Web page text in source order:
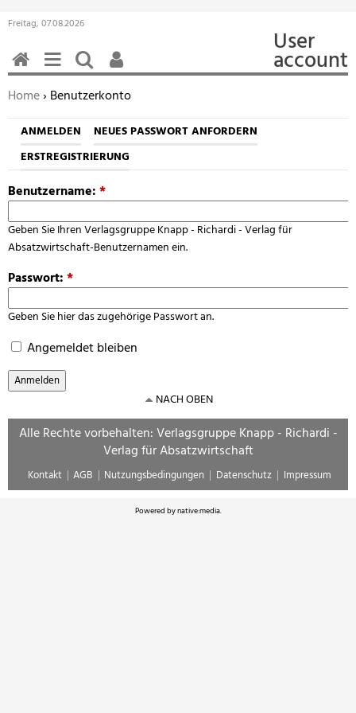
Freitag, 07.08.2026
User
account
Sie befinden sich hier:
Home› Benutzerkonto
ANMELDEN
NEUES PASSWORT ANFORDERN
ERSTREGISTRIERUNG
Benutzername:*
Geben Sie Ihren Verlagsgruppe Knapp - Richardi - Verlag für
Absatzwirtschaft-Benutzernamen ein.
Passwort:*
Geben Sie hier das zugehörige Passwort an.
Angemeldet bleiben
HOMEMENÜSUCHEN
BENUTZERFUNKTIONEN
NACH OBEN
Alle Rechte vorbehalten: Verlagsgruppe Knapp - Richardi -
Verlag für Absatzwirtschaft
Kontakt AGB Nutzungsbedingungen Datenschutz Impressum
Powered bynative:media.